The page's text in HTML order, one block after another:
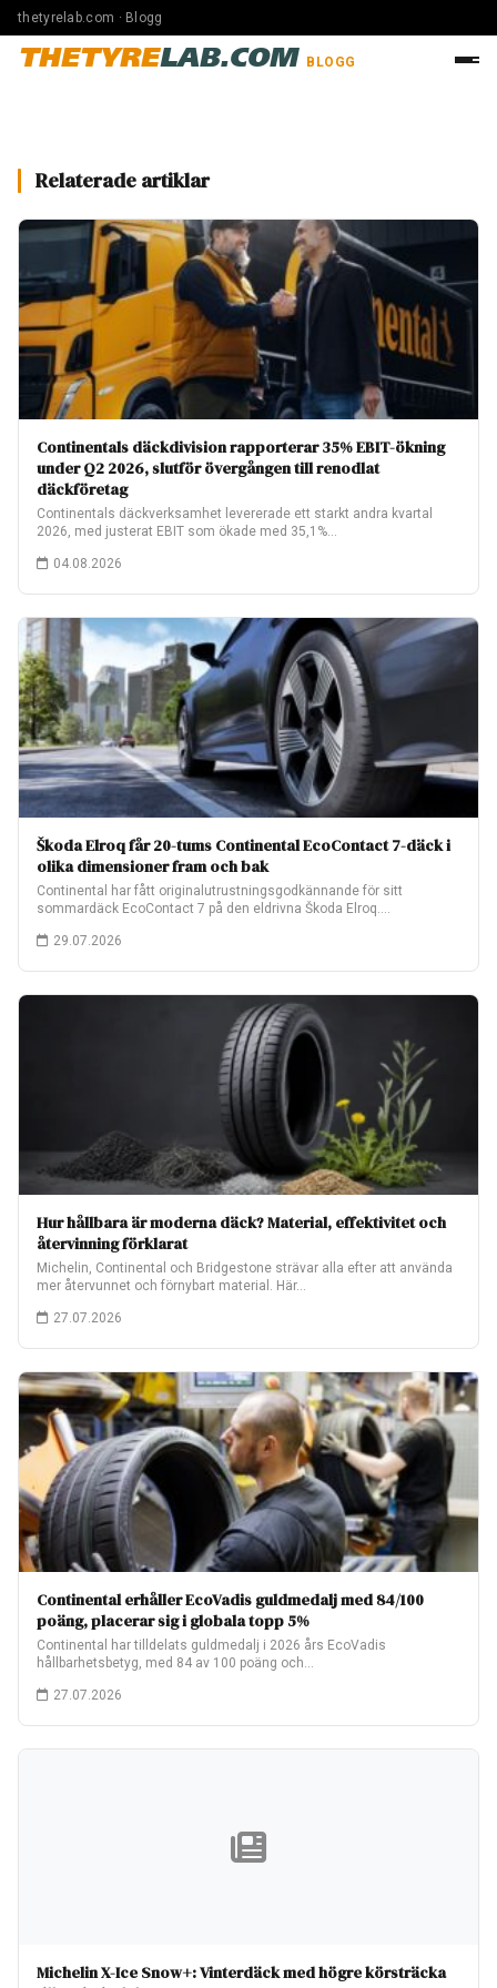
thetyrelab.com · Blogg
THETYRELAB.COM BLOGG
Relaterade artiklar
Continentals däckdivision rapporterar 35% EBIT-ökning
under Q2 2026, slutför övergången till renodlat
däckföretag
Continentals däckverksamhet levererade ett starkt andra kvartal
2026, med justerat EBIT som ökade med 35,1%…
04.08.2026
Škoda Elroq får 20-tums Continental EcoContact 7-däck i
olika dimensioner fram och bak
Continental har fått originalutrustningsgodkännande för sitt
sommardäck EcoContact 7 på den eldrivna Škoda Elroq.
29.07.2026
Hur hållbara är moderna däck? Material, effektivitet och
återvinning förklarat
Michelin, Continental och Bridgestone strävar alla efter att använda
mer återvunnet och förnybart material. Här…
27.07.2026
Continental erhåller EcoVadis guldmedalj med 84/100
poäng, placerar sig i globala topp 5%
Continental har tilldelats guldmedalj i 2026 års EcoVadis
hållbarhetsbetyg, med 84 av 100 poäng och…
27.07.2026
Michelin X-Ice Snow+: Vinterdäck med högre körsträcka